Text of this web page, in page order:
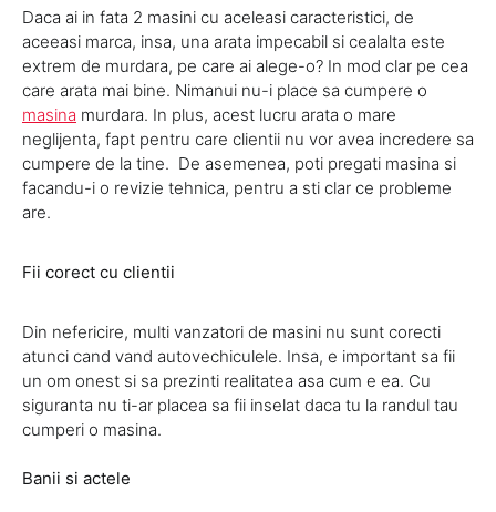
Daca ai in fata 2 masini cu aceleasi caracteristici, de
aceeasi marca, insa, una arata impecabil si cealalta este
extrem de murdara, pe care ai alege-o? In mod clar pe cea
care arata mai bine. Nimanui nu-i place sa cumpere o
masina murdara. In plus, acest lucru arata o mare
neglijenta, fapt pentru care clientii nu vor avea incredere sa
cumpere de la tine. De asemenea, poti pregati masina si
facandu-i o revizie tehnica, pentru a sti clar ce probleme
are.
Fii corect cu clientii
Din nefericire, multi vanzatori de masini nu sunt corecti
atunci cand vand autovechiculele. Insa, e important sa fii
un om onest si sa prezinti realitatea asa cum e ea. Cu
siguranta nu ti-ar placea sa fii inselat daca tu la randul tau
cumperi o masina.
Banii si actele